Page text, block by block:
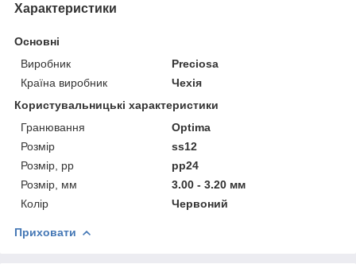
Характеристики
Основні
Виробник
Preciosa
Країна виробник
Чехія
Користувальницькі характеристики
Гранювання
Optima
Розмір
ss12
Розмір, pp
pp24
Розмір, мм
3.00 - 3.20 мм
Колір
Червоний
Приховати